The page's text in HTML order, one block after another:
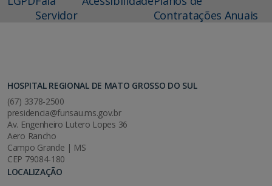
Servidor
Contratações Anuais
HOSPITAL REGIONAL DE MATO GROSSO DO SUL
(67) 3378-2500
presidencia@funsau.ms.gov.br
Av. Engenheiro Lutero Lopes 36
Aero Rancho
Campo Grande | MS
CEP 79084-180
LOCALIZAÇÃO